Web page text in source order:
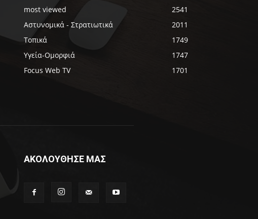
most viewed
2541
Αστυνομικά - Στρατιωτικά
2011
Τοπικά
1749
Υγεία-Ομορφιά
1747
Focus Web TV
1701
ΑΚΟΛΟΥΘΗΣΕ ΜΑΣ